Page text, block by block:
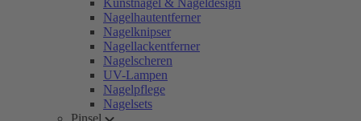
Kunstnägel & Nageldesign
Nagelhautentferner
Nagelknipser
Nagellackentferner
Nagelscheren
UV-Lampen
Nagelpflege
Nagelsets
Pinsel